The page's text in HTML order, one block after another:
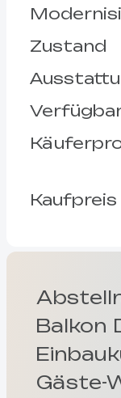
Zustand
Kaufpreis
Balkon
Gäste-